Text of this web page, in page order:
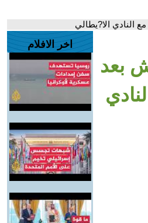
النادي الا?يطالي
بعد
اخر الافلام